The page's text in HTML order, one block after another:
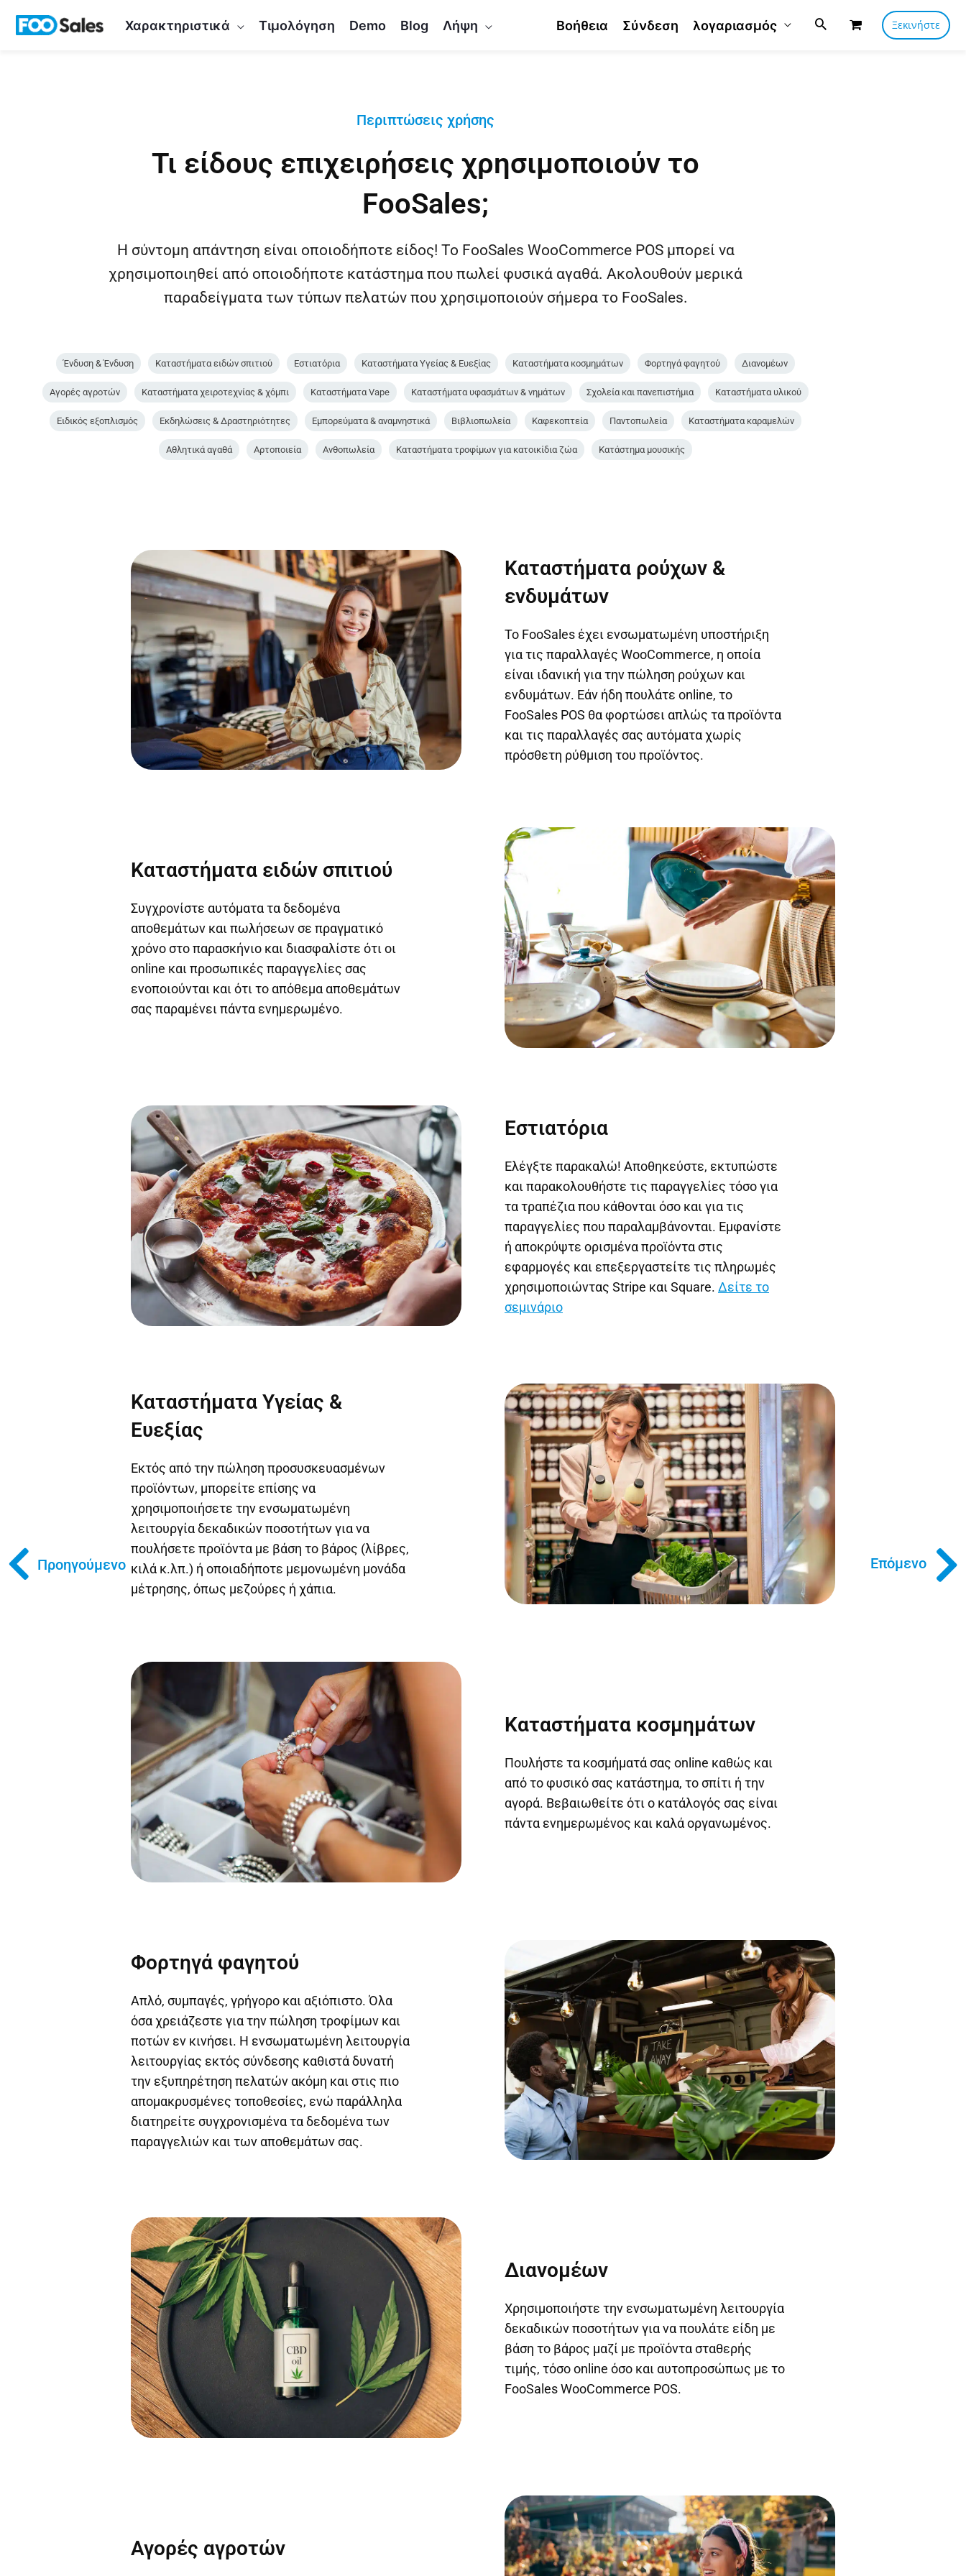
στο
Χαρακτηριστικά Τιμολόγηση Demo Blog Λήψη Βοήθεια Σύνδεση λογαριασμός Ξεκινήστε
Περιπτώσεις χρήσης
Τι είδους επιχειρήσεις χρησιμοποιούν το
FooSales;
Η σύντομη απάντηση είναι οποιοδήποτε είδος! Το FooSales WooCommerce POS μπορεί να
χρησιμοποιηθεί από οποιοδήποτε κατάστημα που πωλεί φυσικά αγαθά. Ακολουθούν μερικά
παραδείγματα των τύπων πελατών που χρησιμοποιούν σήμερα το FooSales.
Ένδυση & Ένδυση Καταστήματα ειδών σπιτιού Εστιατόρια Καταστήματα Υγείας & Ευεξίας Καταστήματα κοσμημάτων Φορτηγά φαγητού Διανομέων
Αγορές αγροτών Καταστήματα χειροτεχνίας & χόμπι Καταστήματα Vape Καταστήματα υφασμάτων & νημάτων Σχολεία και πανεπιστήμια Καταστήματα υλικού
Ειδικός εξοπλισμός Εκδηλώσεις & Δραστηριότητες Εμπορεύματα & αναμνηστικά Βιβλιοπωλεία Καφεκοπτεία Παντοπωλεία Καταστήματα καραμελών
Αθλητικά αγαθά Αρτοποιεία Ανθοπωλεία Καταστήματα τροφίμων για κατοικίδια ζώα Κατάστημα μουσικής
Καταστήματα ρούχων &
ενδυμάτων
Το FooSales έχει ενσωματωμένη υποστήριξη
για τις παραλλαγές WooCommerce, η οποία
είναι ιδανική για την πώληση ρούχων και
ενδυμάτων. Εάν ήδη πουλάτε online, το
FooSales POS θα φορτώσει απλώς τα προϊόντα
και τις παραλλαγές σας αυτόματα χωρίς
πρόσθετη ρύθμιση του προϊόντος.
Καταστήματα ειδών σπιτιού
Συγχρονίστε αυτόματα τα δεδομένα
αποθεμάτων και πωλήσεων σε πραγματικό
χρόνο στο παρασκήνιο και διασφαλίστε ότι οι
online και προσωπικές παραγγελίες σας
ενοποιούνται και ότι το απόθεμα αποθεμάτων
σας παραμένει πάντα ενημερωμένο.
Εστιατόρια
Ελέγξτε παρακαλώ! Αποθηκεύστε, εκτυπώστε
και παρακολουθήστε τις παραγγελίες τόσο για
τα τραπέζια που κάθονται όσο και για τις
παραγγελίες που παραλαμβάνονται. Εμφανίστε
ή αποκρύψτε ορισμένα προϊόντα στις
εφαρμογές και επεξεργαστείτε τις πληρωμές
χρησιμοποιώντας Stripe και Square. Δείτε το
σεμινάριο
Καταστήματα Υγείας &
Ευεξίας
Εκτός από την πώληση προσυσκευασμένων
προϊόντων, μπορείτε επίσης να
χρησιμοποιήσετε την ενσωματωμένη
λειτουργία δεκαδικών ποσοτήτων για να
πουλήσετε προϊόντα με βάση το βάρος (λίβρες,
κιλά κ.λπ.) ή οποιαδήποτε μεμονωμένη μονάδα
μέτρησης, όπως μεζούρες ή χάπια.
Καταστήματα κοσμημάτων
Πουλήστε τα κοσμήματά σας online καθώς και
από το φυσικό σας κατάστημα, το σπίτι ή την
αγορά. Βεβαιωθείτε ότι ο κατάλογός σας είναι
πάντα ενημερωμένος και καλά οργανωμένος.
Φορτηγά φαγητού
Απλό, συμπαγές, γρήγορο και αξιόπιστο. Όλα
όσα χρειάζεστε για την πώληση τροφίμων και
ποτών εν κινήσει. Η ενσωματωμένη λειτουργία
λειτουργίας εκτός σύνδεσης καθιστά δυνατή
την εξυπηρέτηση πελατών ακόμη και στις πιο
απομακρυσμένες τοποθεσίες, ενώ παράλληλα
διατηρείτε συγχρονισμένα τα δεδομένα των
παραγγελιών και των αποθεμάτων σας.
Διανομέων
Χρησιμοποιήστε την ενσωματωμένη λειτουργία
δεκαδικών ποσοτήτων για να πουλάτε είδη με
βάση το βάρος μαζί με προϊόντα σταθερής
τιμής, τόσο online όσο και αυτοπροσώπως με το
FooSales WooCommerce POS.
Αγορές αγροτών
Επόμενο
Προηγούμενο